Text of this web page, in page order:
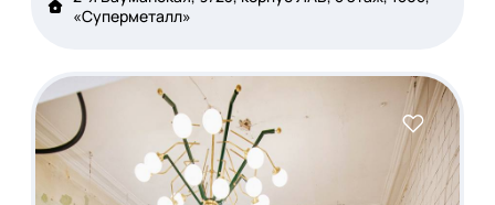
«Суперметалл»